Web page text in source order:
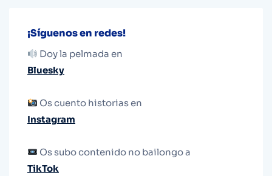
¡Síguenos en redes!
Doy la pelmada en
Bluesky
Os cuento historias en
Instagram
Os subo contenido no bailongo a
TikTok